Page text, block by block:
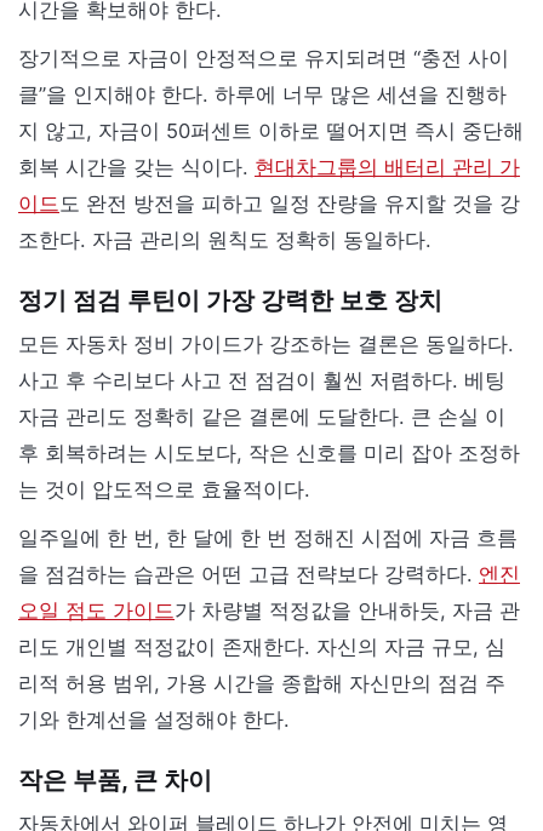
시간을 확보해야 한다.
장기적으로 자금이 안정적으로 유지되려면 “충전 사이
클”을 인지해야 한다. 하루에 너무 많은 세션을 진행하
지 않고, 자금이 50퍼센트 이하로 떨어지면 즉시 중단해
회복 시간을 갖는 식이다. 현대차그룹의 배터리 관리 가
이드도 완전 방전을 피하고 일정 잔량을 유지할 것을 강
조한다. 자금 관리의 원칙도 정확히 동일하다.
정기 점검 루틴이 가장 강력한 보호 장치
모든 자동차 정비 가이드가 강조하는 결론은 동일하다.
사고 후 수리보다 사고 전 점검이 훨씬 저렴하다. 베팅
자금 관리도 정확히 같은 결론에 도달한다. 큰 손실 이
후 회복하려는 시도보다, 작은 신호를 미리 잡아 조정하
는 것이 압도적으로 효율적이다.
일주일에 한 번, 한 달에 한 번 정해진 시점에 자금 흐름
을 점검하는 습관은 어떤 고급 전략보다 강력하다. 엔진
오일 점도 가이드가 차량별 적정값을 안내하듯, 자금 관
리도 개인별 적정값이 존재한다. 자신의 자금 규모, 심
리적 허용 범위, 가용 시간을 종합해 자신만의 점검 주
기와 한계선을 설정해야 한다.
작은 부품, 큰 차이
자동차에서 와이퍼 블레이드 하나가 안전에 미치는 영